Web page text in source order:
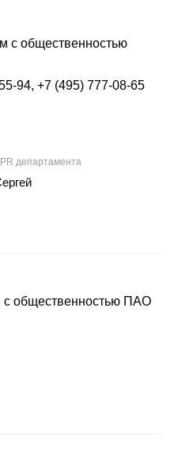
с общественностью
94, +7 (495) 777-08-65
департамента
с общественностью ПАО